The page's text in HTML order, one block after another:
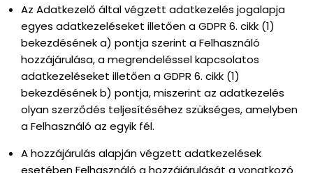
Az Adatkezelő által végzett adatkezelés jogalapja
egyes adatkezeléseket illetően a GDPR 6. cikk (1)
bekezdésének a) pontja szerint a Felhasználó
hozzájárulása, a megrendeléssel kapcsolatos
adatkezeléseket illetően a GDPR 6. cikk (1)
bekezdésének b) pontja, miszerint az adatkezelés
olyan szerződés teljesítéséhez szükséges, amelyben
a Felhasználó az egyik fél.
A hozzájárulás alapján végzett adatkezelések
esetében Felhasználó a hozzájárulását a vonatkozó